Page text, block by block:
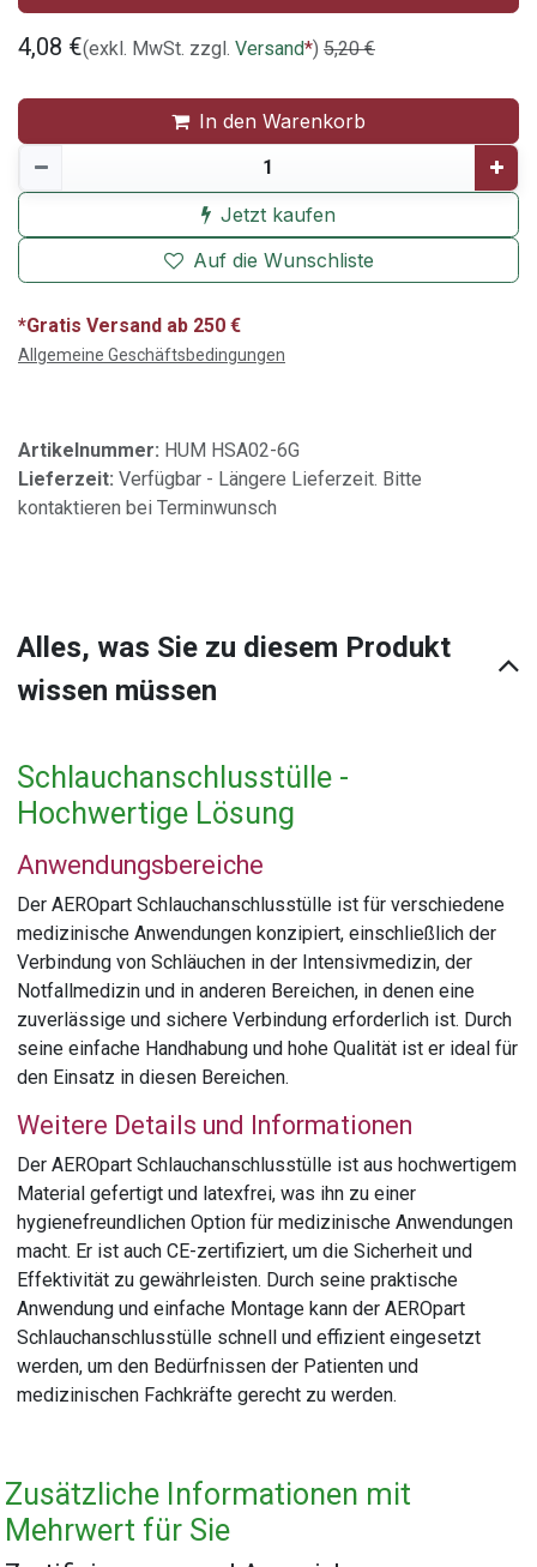
4,08 €(exkl. MwSt. zzgl. Versand*) 5,20€
In den Warenkorb
Jetzt kaufen
Auf die Wunschliste
*Gratis Versand ab 250 €
Allgemeine Geschäftsbedingungen
Artikelnummer: HUM HSA02-6G
Lieferzeit: Verfügbar - Längere Lieferzeit. Bitte
kontaktieren bei Terminwunsch
Alles, was Sie zu diesem Produkt
wissen müssen
Schlauchanschlusstülle -
Hochwertige Lösung
Anwendungsbereiche
Der AEROpart Schlauchanschlusstülle ist für verschiedene
medizinische Anwendungen konzipiert, einschließlich der
Verbindung von Schläuchen in der Intensivmedizin, der
Notfallmedizin und in anderen Bereichen, in denen eine
zuverlässige und sichere Verbindung erforderlich ist. Durch
seine einfache Handhabung und hohe Qualität ist er ideal für
den Einsatz in diesen Bereichen.
Weitere Details und Informationen
Der AEROpart Schlauchanschlusstülle ist aus hochwertigem
Material gefertigt und latexfrei, was ihn zu einer
hygienefreundlichen Option für medizinische Anwendungen
macht. Er ist auch CE-zertifiziert, um die Sicherheit und
Effektivität zu gewährleisten. Durch seine praktische
Anwendung und einfache Montage kann der AEROpart
Schlauchanschlusstülle schnell und effizient eingesetzt
werden, um den Bedürfnissen der Patienten und
medizinischen Fachkräfte gerecht zu werden.
Zusätzliche Informationen mit
Mehrwert für Sie